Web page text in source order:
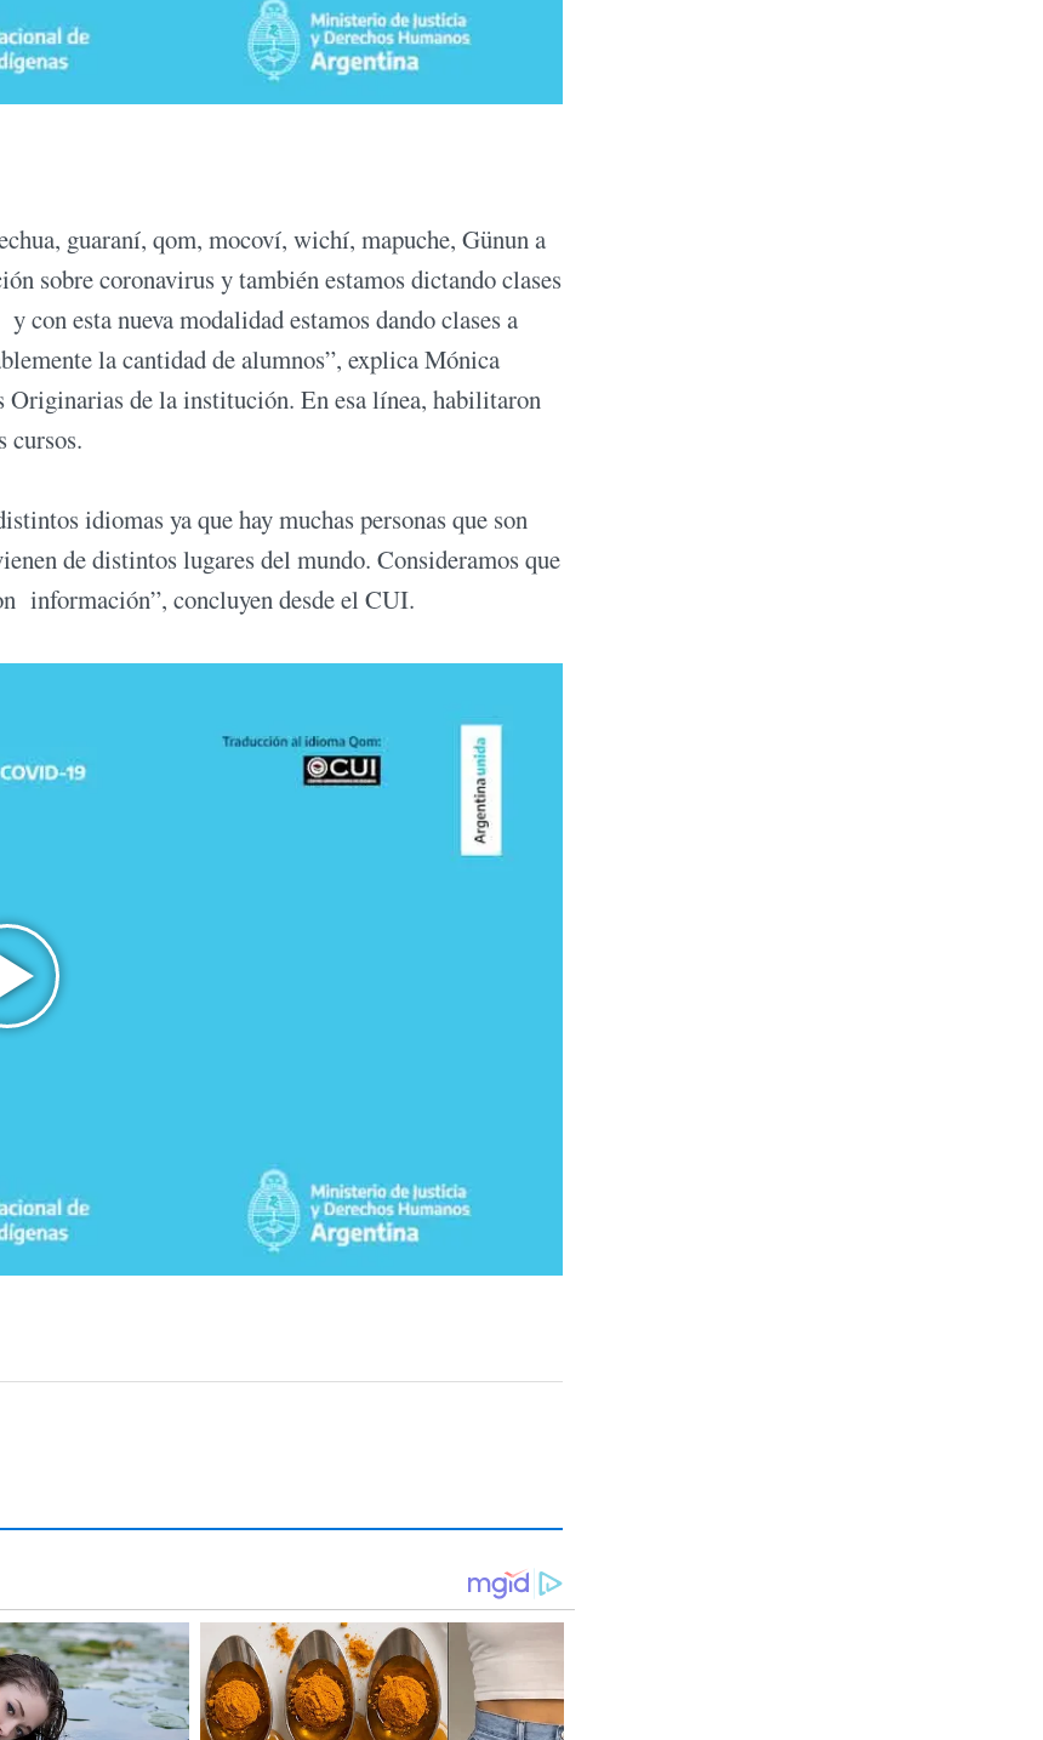
guaraní, qom, mocoví, wichí, mapuche, Günun a
sobre coronavirus y también estamos dictando clases
esta nueva modalidad estamos dando clases a
la cantidad de alumnos”, explica Mónica
Originarias de la institución. En esa línea, habilitaron
cursos.
idiomas ya que hay muchas personas que son
de distintos lugares del mundo. Consideramos que
información”, concluyen desde el CUI.